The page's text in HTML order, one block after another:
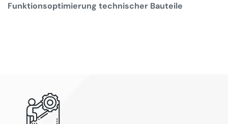
Funktionsoptimierung technischer Bauteile